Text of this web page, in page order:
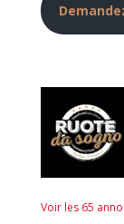
Voir les 65